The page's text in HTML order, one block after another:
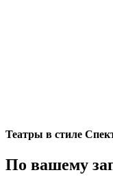
Театры в стиле
По вашему